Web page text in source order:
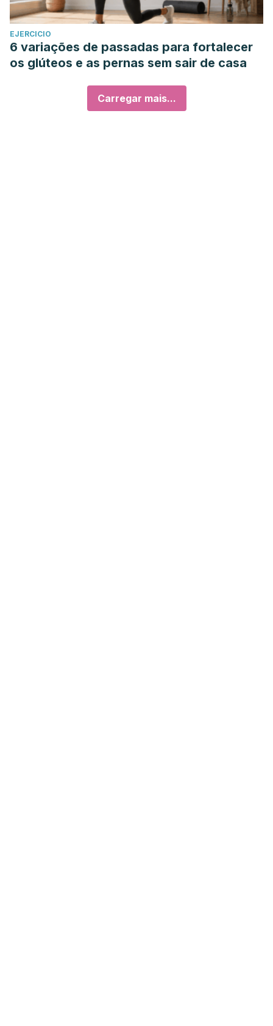
EJERCICIO
6 variações de passadas para fortalecer
os glúteos e as pernas sem sair de casa
Carregar mais...